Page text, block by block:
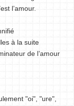
l’amour.
à la suite
de l’amour
"oi", "ure",